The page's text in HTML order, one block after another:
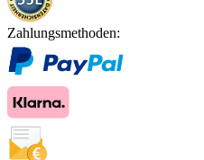
Zahlungsmethoden: